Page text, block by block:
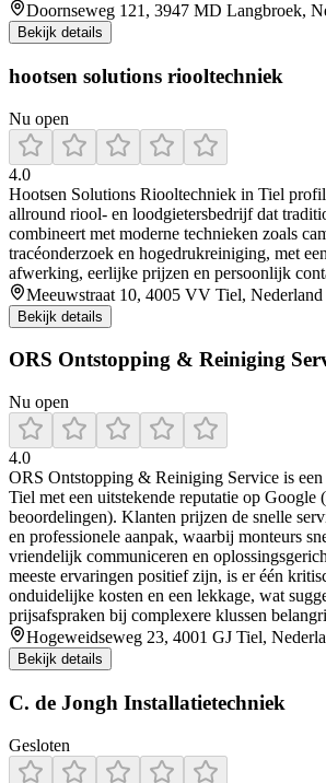
Doornseweg 121, 3947 MD Langbroek,
Bekijk details
hootsen solutions riooltechniek
Nu open
4.0
Hootsen Solutions Riooltechniek in Tiel
allround riool‑ en loodgietersbedrijf dat
combineert met moderne technieken zoals
tracéonderzoek en hogedrukreiniging, met
afwerking, eerlijke prijzen en persoonlijk
Meeuwstraat 10, 4005 VV Tiel, Nederland
Bekijk details
ORS Ontstopping & Reiniging
Nu open
4.0
ORS Ontstopping & Reiniging Service is
Tiel met een uitstekende reputatie op Google
beoordelingen). Klanten prijzen de snelle
en professionele aanpak, waarbij monteurs
vriendelijk communiceren en
meeste ervaringen positief zijn, is er één
onduidelijke kosten en een lekkage, wat
prijsafspraken bij complexere klussen
Hogeweidseweg 23, 4001 GJ Tiel,
Bekijk details
C. de Jongh Installatietechniek
Gesloten